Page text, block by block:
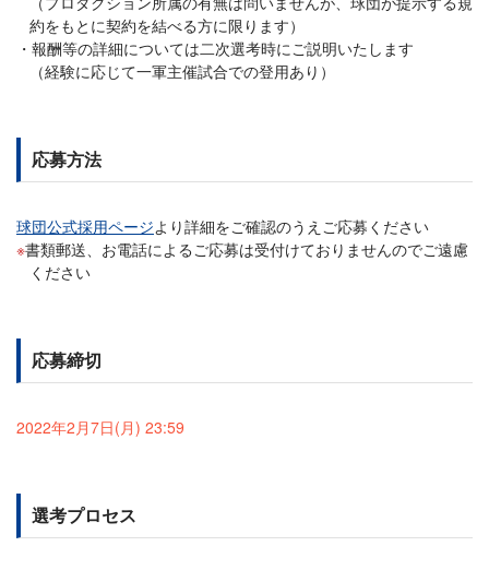
約をもとに契約を結べる方に限ります）
報酬等の詳細については二次選考時にご説明いたします
（経験に応じて一軍主催試合での登用あり）
応募方法
球団公式採用ページより詳細をご確認のうえご応募ください
書類郵送、お電話によるご応募は受付けておりませんのでご遠慮
ください
応募締切
2022年2月7日(月) 23:59
選考プロセス